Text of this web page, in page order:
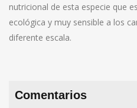
nutricional de esta especie que
ecológica y muy sensible a los
diferente escala.
Comentarios